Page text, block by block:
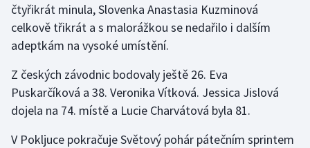
čtyřikrát minula, Slovenka Anastasia Kuzminová
celkově třikrát a s malorážkou se nedařilo i dalším
adeptkám na vysoké umístění.
Z českých závodnic bodovaly ještě 26. Eva
Puskarčíková a 38. Veronika Vítková. Jessica Jislová
dojela na 74. místě a Lucie Charvátová byla 81.
V Pokljuce pokračuje Světový pohár pátečním sprintem